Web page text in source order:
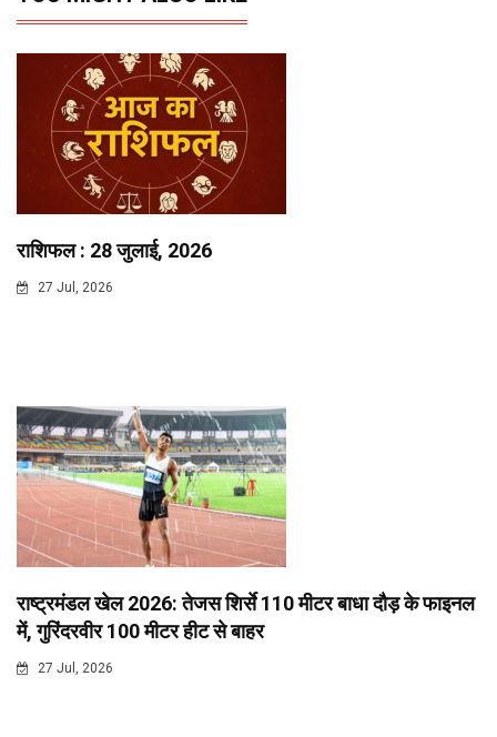
राशिफल : 28 जुलाई, 2026
27 Jul, 2026
राष्ट्रमंडल खेल 2026: तेजस शिर्से 110 मीटर बाधा दौड़ के फाइनल
में, गुरिंदरवीर 100 मीटर हीट से बाहर
27 Jul, 2026